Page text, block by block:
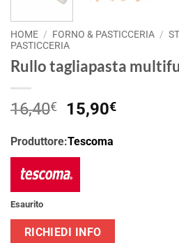
HOME / FORNO & PASTICCERIA /
PASTICCERIA
Rullo tagliapasta
16,40€
Il
originale
era:
16,40€.
15,90€Il
Produttore:Tescoma
Esaurito
RICHIEDI INFO